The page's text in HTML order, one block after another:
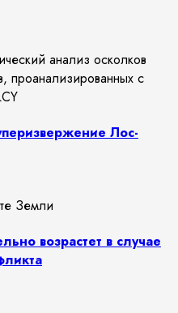
Лос-
возрастет в случае